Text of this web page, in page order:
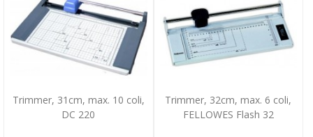
Trimmer, 31cm, max. 10 coli,
DC 220
Trimmer, 32cm, max. 6 coli,
FELLOWES Flash 32